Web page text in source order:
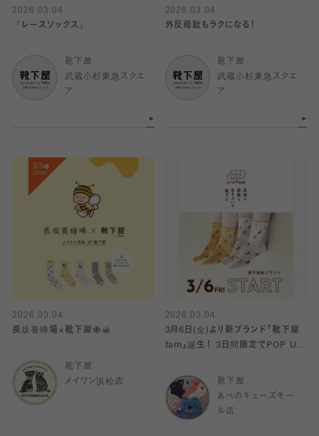
2026.03.04
『レースソックス』
靴下屋
武蔵小杉東急スクエ
ア
2026.03.04
外反母趾もラクになる！
靴下屋
武蔵小杉東急スクエ
ア
2026.03.04
長坂養蜂場×靴下屋🐝🍯
靴下屋
メイワン浜松店
2026.03.04
3月6日(金)より新ブランド「靴下屋
fam」誕生！ 3日間限定でPOP UP
靴下屋
あべのキューズモー
ル店